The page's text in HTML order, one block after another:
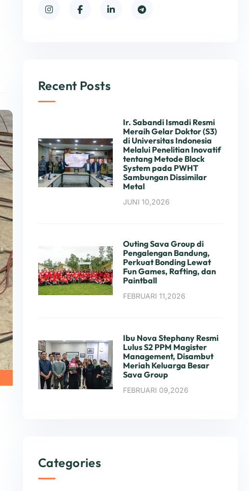
Recent Posts
Ir. Sabandi Ismadi Resmi
Meraih Gelar Doktor (S3)
di Universitas Indonesia
Melalui Penelitian Inovatif
tentang Metode Block
System pada PWHT
Sambungan Dissimilar
Metal
JUNI 10,2026
Outing Sava Group di
Pengalengan Bandung,
Perkuat Bonding Lewat
Fun Games, Rafting, dan
Paintball
FEBRUARI 11,2026
Ibu Nova Stephany Resmi
Lulus S2 PPM Magister
Management, Disambut
Meriah Keluarga Besar
Sava Group
FEBRUARI 09,2026
Categories